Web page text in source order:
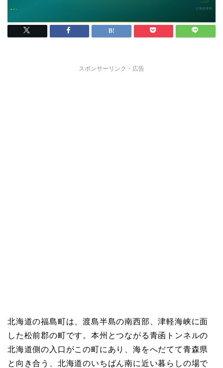
スポンサーリンク・広告
北海道の福島町は、渡島半島の南西部、津軽海峡に面
した松前郡の町です。本州とつながる青函トンネルの
北海道側の入口がこの町にあり、海をへだてて青森県
と向き合う、北海道のいちばん南に近い暮らしの場で